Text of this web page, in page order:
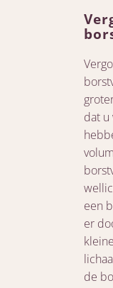
dat u
een
er
de